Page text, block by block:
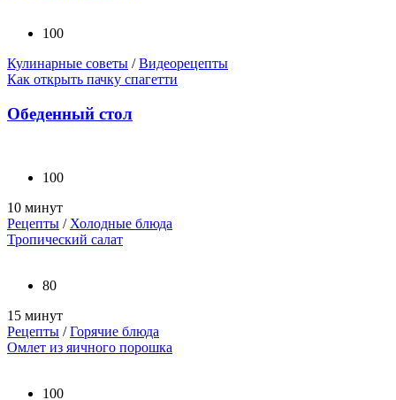
100
Кулинарные советы /Видеорецепты
Как открыть пачку спагетти
Обеденный стол
100
10 минут
Рецепты /Холодные блюда
Тропический салат
80
15 минут
Рецепты /Горячие блюда
Омлет из яичного порошка
100